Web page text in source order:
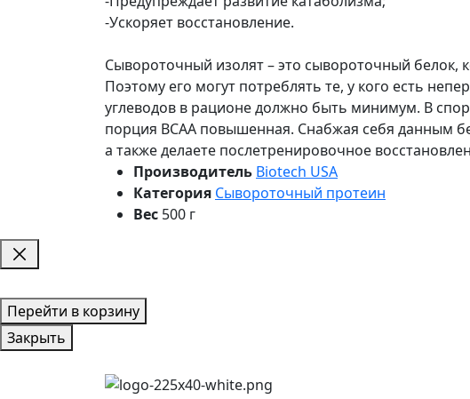
-Ускоряет восстановление.
Сывороточный изолят – это сывороточный белок,
Поэтому его могут потреблять те, у кого есть
углеводов в рационе должно быть минимум. В
порция BCAA повышенная. Снабжая себя данным
а также делаете послетренировочное
Производитель Biotech USA
Категория Сывороточный протеин
Вес 500 г
Перейти в корзину
Закрыть